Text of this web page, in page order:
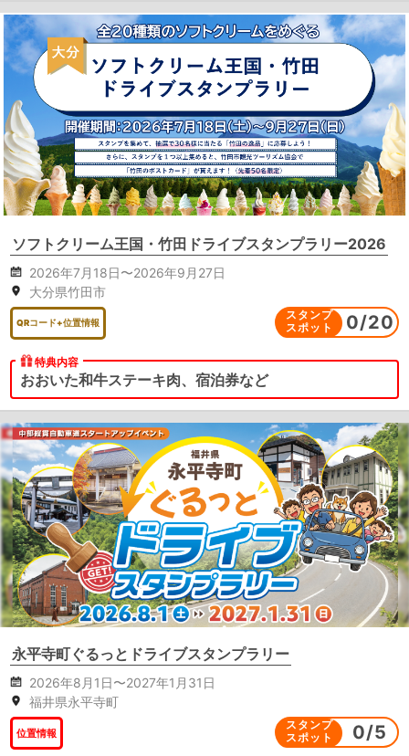
ソフトクリーム王国・竹田ドライブスタンプラリー2026
2026年7月18日〜2026年9月27日
大分県竹田市
QRコード+位置情報
スタンプ
スポット
0/20
特典内容
おおいた和牛ステーキ肉、宿泊券など
永平寺町ぐるっとドライブスタンプラリー
2026年8月1日〜2027年1月31日
福井県永平寺町
位置情報
スタンプ
スポット
0/5